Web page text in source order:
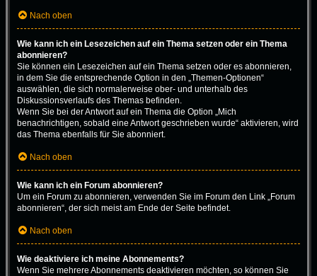
Nach oben
Wie kann ich ein Lesezeichen auf ein Thema setzen oder ein Thema
abonnieren?
Sie können ein Lesezeichen auf ein Thema setzen oder es abonnieren,
in dem Sie die entsprechende Option in den „Themen-Optionen“
auswählen, die sich normalerweise ober- und unterhalb des
Diskussionsverlaufs des Themas befinden.
Wenn Sie bei der Antwort auf ein Thema die Option „Mich
benachrichtigen, sobald eine Antwort geschrieben wurde“ aktivieren, wird
das Thema ebenfalls für Sie abonniert.
Nach oben
Wie kann ich ein Forum abonnieren?
Um ein Forum zu abonnieren, verwenden Sie im Forum den Link „Forum
abonnieren“, der sich meist am Ende der Seite befindet.
Nach oben
Wie deaktiviere ich meine Abonnements?
Wenn Sie mehrere Abonnements deaktivieren möchten, so können Sie